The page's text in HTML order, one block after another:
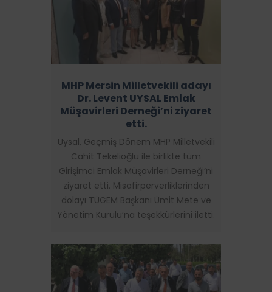
MHP Mersin Milletvekili adayı
Dr. Levent UYSAL Emlak
Müşavirleri Derneği’ni ziyaret
etti.
Uysal, Geçmiş Dönem MHP Milletvekili
Cahit Tekelioğlu ile birlikte tüm
Girişimci Emlak Müşavirleri Derneği’ni
ziyaret etti. Misafirperverliklerinden
dolayı TÜGEM Başkanı Ümit Mete ve
Yönetim Kurulu’na teşekkürlerini iletti.